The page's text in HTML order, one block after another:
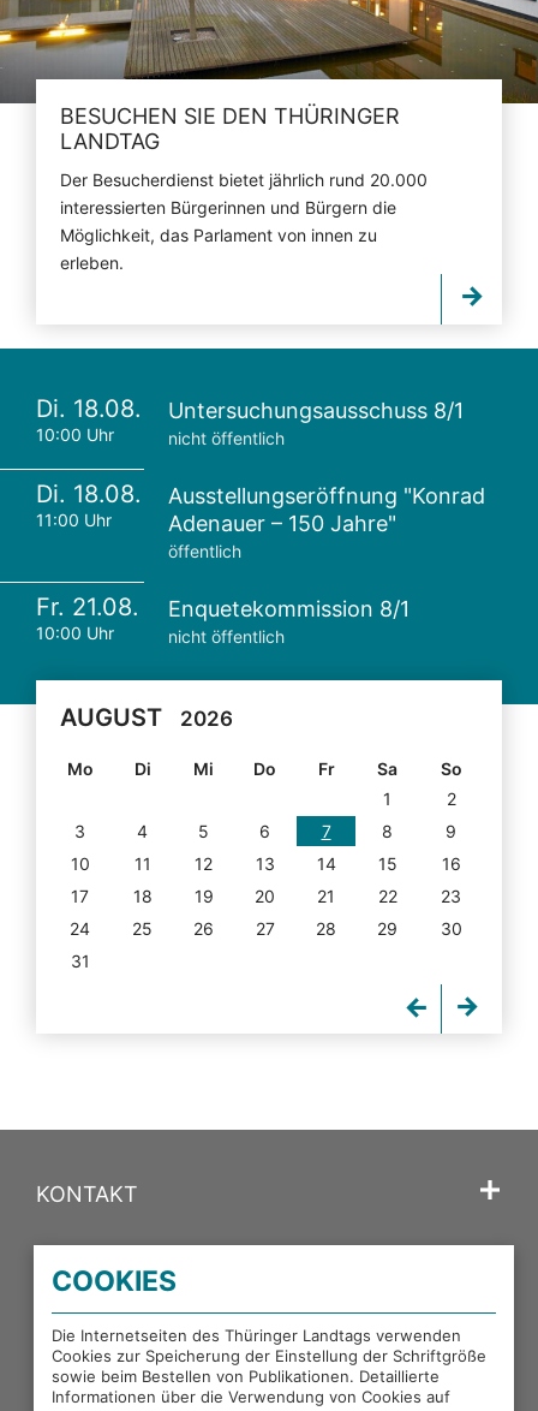
BESUCHEN SIE DEN THÜRINGER
LANDTAG
Der Besucherdienst bietet jährlich rund 20.000
interessierten Bürgerinnen und Bürgern die
Möglichkeit, das Parlament von innen zu
erleben.
Di. 18.08.
10:00 Uhr
Untersuchungsausschuss 8/1
nicht öffentlich
Di. 18.08.
11:00 Uhr
Ausstellungseröffnung "Konrad
Adenauer – 150 Jahre"
öffentlich
Fr. 21.08.
10:00 Uhr
Enquetekommission 8/1
nicht öffentlich
AUGUST 2026
Mo Di Mi Do Fr Sa
So
1
2
3
4 5 6 7 8
9
10
11 12 13 14 15
16
17
18 19 20 21 22
23
24
25 26 27 28 29
30
31
KONTAKT
PORTALE DES THÜRINGER LANDTAGS
EXTERNE LINKS
COOKIES
Die Internetseiten des Thüringer Landtags verwenden
Cookies zur Speicherung der Einstellung der Schriftgröße
sowie beim Bestellen von Publikationen. Detaillierte
Informationen über die Verwendung von Cookies auf